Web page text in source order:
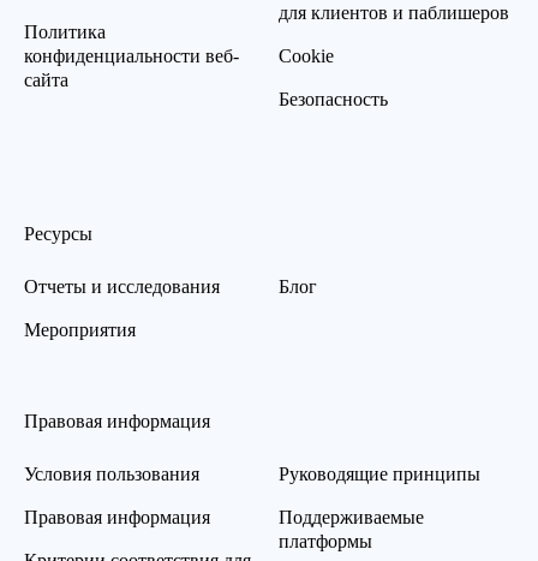
Политика
конфиденциальности веб-
сайта
для клиентов и паблишеров
Cookie
Безопасность
Ресурсы
Отчеты и исследования
Мероприятия
Блог
Правовая информация
Условия пользования
Правовая информация
Руководящие принципы
Поддерживаемые
платформы